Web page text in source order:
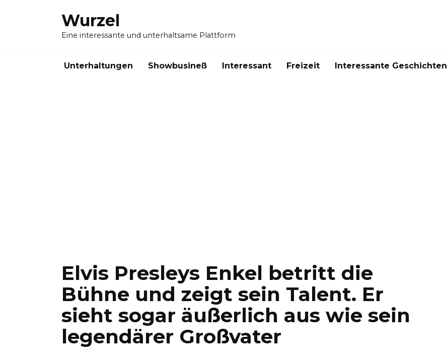
Wurzel
Eine interessante und unterhaltsame Plattform
Unterhaltungen Showbusineß Interessant Freizeit Interessante Geschichten
Elvis Presleys Enkel betritt die
Bühne und zeigt sein Talent. Er
sieht sogar äußerlich aus wie sein
legendärer Großvater